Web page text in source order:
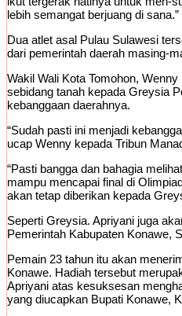
lebih semangat berjuang di sana.”
Dua atlet asal Pulau Sulawesi
dari pemerintah daerah masing-
Wakil Wali Kota Tomohon,
sebidang tanah kepada Greysia
kebanggaan daerahnya.
“Sudah pasti ini menjadi
ucap Wenny kepada Tribun
“Pasti bangga dan bahagia
mampu mencapai final di
akan tetap diberikan kepada
Seperti Greysia. Apriyani juga
Pemerintah Kabupaten Konawe,
Pemain 23 tahun itu akan
Konawe. Hadiah tersebut
Apriyani atas kesuksesan
yang diucapkan Bupati Konawe,